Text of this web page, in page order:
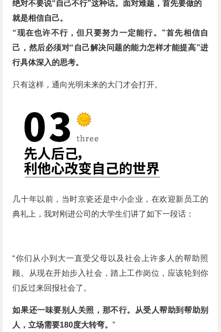
绝对不要说“自己不行”这种话。面对难题，首先要做的
就是相信自己。
“现在也许不行，但只要努力一定能行。 ”首先相信自
己，然后必须对“自己解决问题的能力怎样才能提高”进
行具体深入的思考。
只有这样，通向光明未来的大门才会打开。
几十年以前，当时京瓷还是中小企业，在欢迎新员工的
典礼上，我对刚进公司的大学生们讲了如下一段话：
“你们从小到大一直受父母以及社会上许多人的帮助照
顾。从现在开始步入社会，踏上工作岗位，应该轮到你
们反过来回报社会了。
如果还一味要别人关照，那不行。从受人帮助到帮助别
人，立场需要180度大转弯。”